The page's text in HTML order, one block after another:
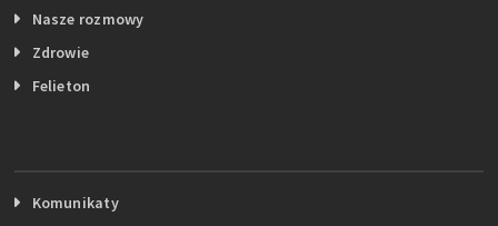
Nasze rozmowy
Zdrowie
Felieton
Komunikaty